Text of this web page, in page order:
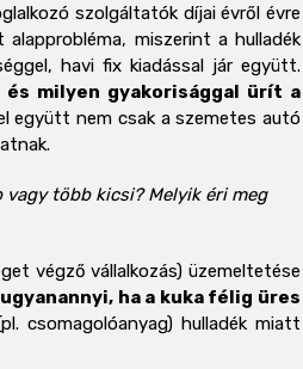
szolgáltatók díjai évről évre
miszerint a hulladék
havi fix kiadással jár együtt.
és milyen gyakorisággal ürít a
együtt nem csak a szemetes autó
vagy több kicsi? Melyik éri meg
végző vállalkozás) üzemeltetése
ha a kuka félig üres
csomagolóanyag) hulladék miatt